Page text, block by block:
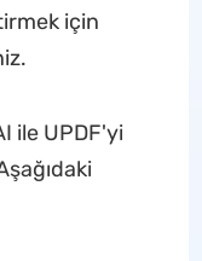
için
ile UPDF'yi